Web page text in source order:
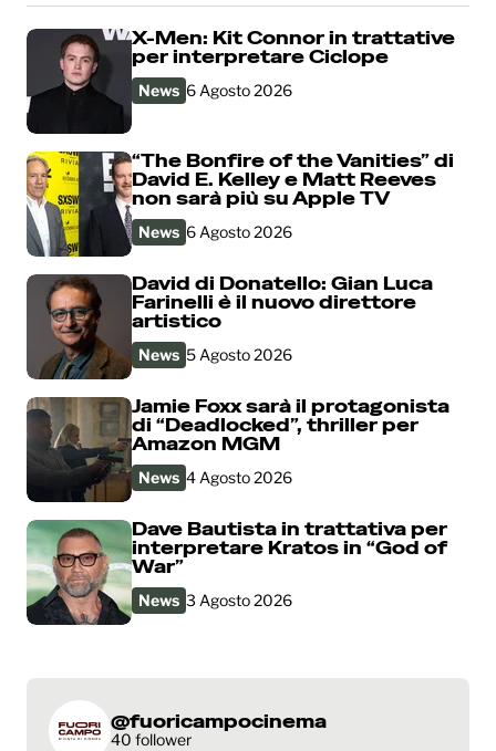
X-Men: Kit Connor in trattative
per interpretare Ciclope
News 6 Agosto 2026
“The Bonfire of the Vanities” di
David E. Kelley e Matt Reeves
non sarà più su Apple TV
News 6 Agosto 2026
David di Donatello: Gian Luca
Farinelli è il nuovo direttore
artistico
News 5 Agosto 2026
Jamie Foxx sarà il protagonista
di “Deadlocked”, thriller per
Amazon MGM
News 4 Agosto 2026
Dave Bautista in trattativa per
interpretare Kratos in “God of
War”
News 3 Agosto 2026
@fuoricampocinema
40 follower